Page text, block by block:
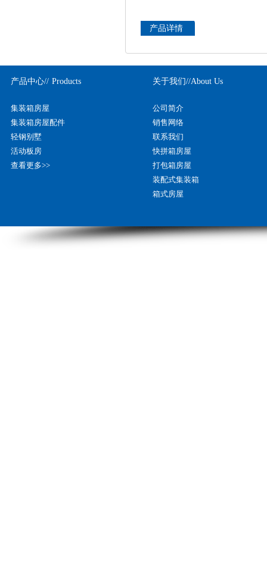
产品详情
产品中心// Products
集装箱房屋
集装箱房屋配件
轻钢别墅
活动板房
查看更多>>
关于我们//About Us
公司简介
销售网络
联系我们
快拼箱房屋
打包箱房屋
装配式集装箱
箱式房屋